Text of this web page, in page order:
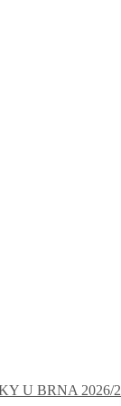
U BRNA 2026/